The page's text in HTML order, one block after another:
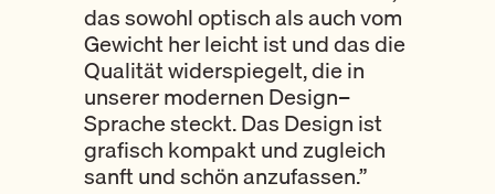
das sowohl optisch als auch vom
Gewicht her leicht ist und das die
Qualität widerspiegelt, die in
unserer modernen Design–
Sprache steckt. Das Design ist
grafisch kompakt und zugleich
sanft und schön anzufassen.”